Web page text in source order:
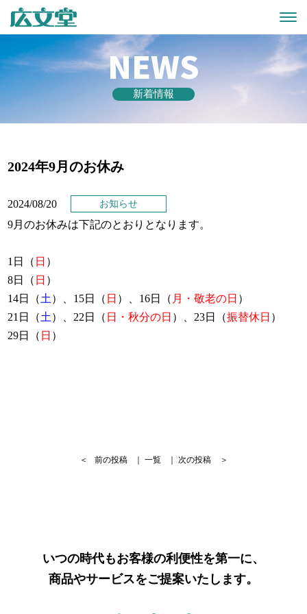
NEWS
新着情報
2024年9月のお休み
2024/08/20 お知らせ
9月のお休みは下記のとおりとなります。
1日（ 日 ）
8日（ 日 ）
14日（土 ）、15日（ 日 ）、16日（ 月・敬老の日 ）
21日（土 ）、22日（ 日・秋分の日 ）、23日（振替休日 ）
29日（ 日 ）
＜ 前の投稿 一覧 次の投稿 ＞
いつの時代もお客様の利便性を第一に、
商品やサービスをご提案いたします。